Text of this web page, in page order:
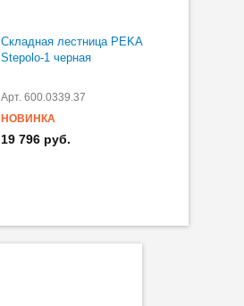
Складная лестница PEKA
Stepolo-1 черная
Арт. 600.0339.37
НОВИНКА
19 796 руб.